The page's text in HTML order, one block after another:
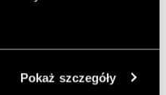
Pokaż szczegóły
schowkami,